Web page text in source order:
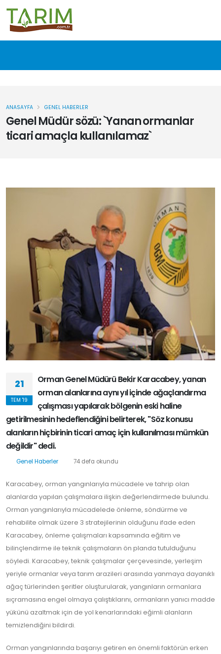
Genel Müdür sözü: `Yanan ormanlar
ticari amaçla kullanılamaz`
ANASAYFA GENEL HABERLER
21
TEM '19
Orman Genel Müdürü Bekir Karacabey, yanan
orman alanlarına aynı yıl içinde ağaçlandırma
çalışması yapılarak bölgenin eski haline
getirilmesinin hedeflendiğini belirterek, "Söz konusu
alanların hiçbirinin ticari amaç için kullanılması mümkün
değildir" dedi.
Genel Haberler 74 defa okundu
Karacabey, orman yangınlarıyla mücadele ve tahrip olan
alanlarda yapılan çalışmalara ilişkin değerlendirmede bulundu.
Orman yangınlarıyla mücadelede önleme, söndürme ve
rehabilite olmak üzere 3 stratejilerinin olduğunu ifade eden
Karacabey, önleme çalışmaları kapsamında eğitim ve
bilinçlendirme ile teknik çalışmaların ön planda tutulduğunu
söyledi. Karacabey, teknik çalışmalar çerçevesinde, yerleşim
yeriyle ormanlar veya tarım arazileri arasında yanmaya dayanıklı
ağaç türlerinden şeritler oluşturularak, yangınların ormanlara
sıçramasına engel olmaya çalıştıklarını, ormanların yanıcı madde
yükünü azaltmak için de yol kenarlarındaki eğimli alanların
temizlendiğini bildirdi.
Orman yangınlarında başarıyı getiren en önemli faktörün erken